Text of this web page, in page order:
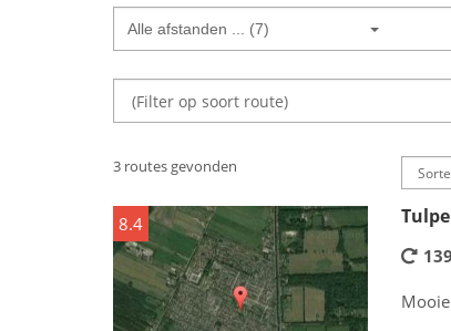
Alle afstanden ... (7)
3 routes gevonden
8.4